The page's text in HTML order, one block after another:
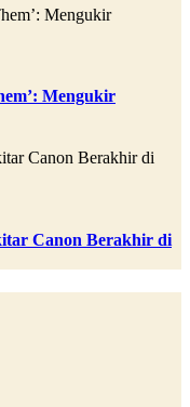
Mengukir
Canon Berakhir di